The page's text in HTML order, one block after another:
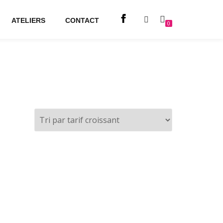
ATELIERS CONTACT 0